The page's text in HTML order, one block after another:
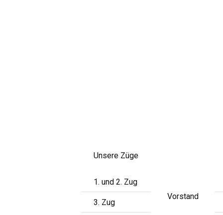
Unsere Züge
1. und 2. Zug
3. Zug
Vorstand